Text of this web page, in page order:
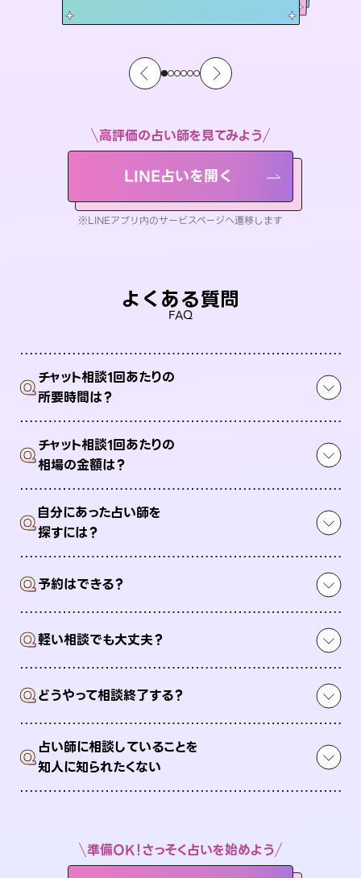
高評価の占い師を見てみよう
LINE占いを開く
※LINEアプリ内のサービスページへ遷移します
よくある質問
FAQ
Qチャット相談1回あたりの
所要時間は？
Qチャット相談1回あたりの
相場の金額は？
Q自分にあった占い師を
探すには？
Q予約はできる？
Q軽い相談でも大丈夫？
Qどうやって相談終了する？
Q占い師に相談していることを
知人に知られたくない
準備OK！さっそく占いを始めよう